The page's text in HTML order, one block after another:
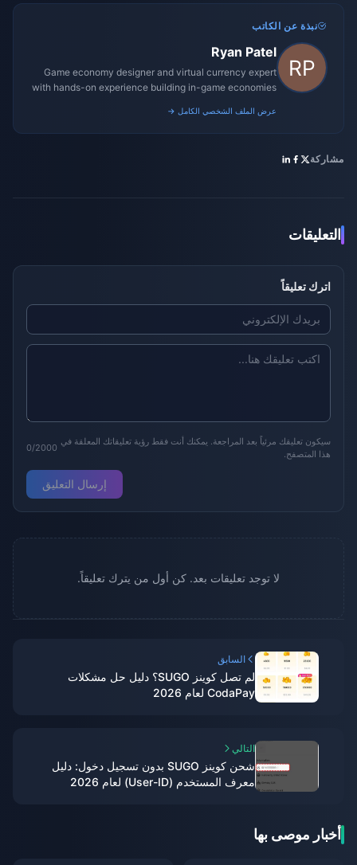
نبذة عن الكاتب
Ryan Patel
Game economy designer and virtual currency expert
with hands-on experience building in-game economies
عرض الملف الشخصي الكامل →
مشاركة
التعليقات
اترك تعليقاً
سيكون تعليقك مرئياً بعد المراجعة. يمكنك أنت فقط رؤية تعليقاتك المعلقة في
هذا المتصفح.
0/2000
إرسال التعليق
لا توجد تعليقات بعد. كن أول من يترك تعليقاً.
السابق
لم تصل كوينز SUGO؟ دليل حل مشكلات
CodaPay لعام 2026
التالي
شحن كوينز SUGO بدون تسجيل دخول: دليل
معرف المستخدم (User-ID) لعام 2026
أخبار موصى بها